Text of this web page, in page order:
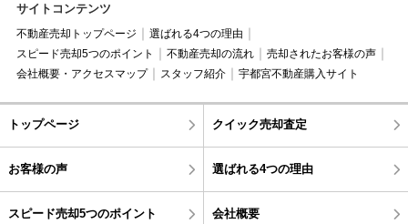
サイトコンテンツ
不動産売却トップページ
選ばれる4つの理由
スピード売却5つのポイント
不動産売却の流れ
売却されたお客様の声
会社概要・アクセスマップ
スタッフ紹介 宇都宮不動産購入サイト
トップページ クイック売却査定
お客様の声 選ばれる4つの理由
スピード売却5つのポイント 会社概要